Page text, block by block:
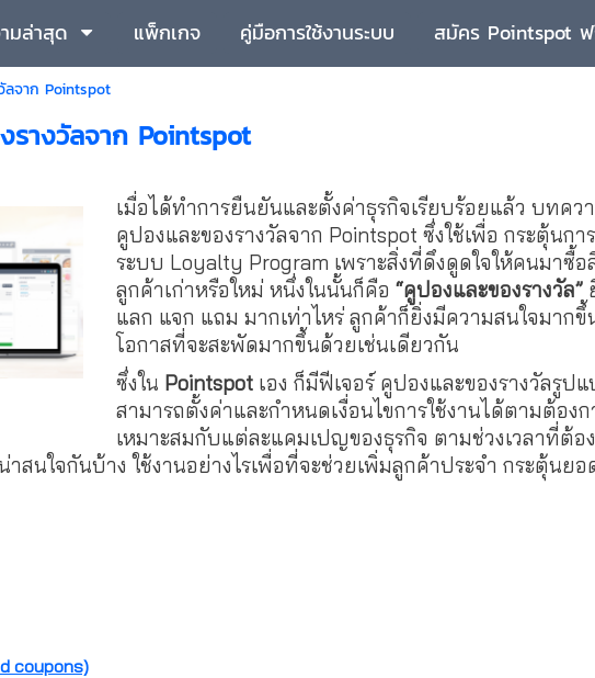
มล่าสุด แพ็กเกจ คู่มือการใช้งานระบบ สมัคร Pointspot
ลจาก Pointspot
รางวัลจาก Pointspot
เมื่อได้ทำการยืนยันและตั้งค่าธุรกิจเรียบร้อยแล้ว บทควา
คูปองและของรางวัลจาก Pointspot ซึ่งใช้เพื่อ กระตุ้นก
ระบบ Loyalty Program เพราะสิ่งที่ดึงดูดใจให้คนมาซื้อ
ลูกค้าเก่าหรือใหม่ หนึ่งในนั้นก็คือ“คูปองและของรางวัล”
แลก แจก แถม มากเท่าไหร่ ลูกค้าก็ยิ่งมีความสนใจมากขึ้
โอกาสที่จะสะพัดมากขึ้นด้วยเช่นเดียวกัน
ซึ่งใน Pointspot เอง ก็มีฟีเจอร์ คูปองและของรางวัลรูป
สามารถตั้งค่าและกำหนดเงื่อนไขการใช้งานได้ตามต้องก
เหมาะสมกับแต่ละแคมเปญของธุรกิจ ตามช่วงเวลาที่ต้อ
าสนใจกันบ้าง ใช้งานอย่างไรเพื่อที่จะช่วยเพิ่มลูกค้าประจำ กระตุ้นย
coupons)